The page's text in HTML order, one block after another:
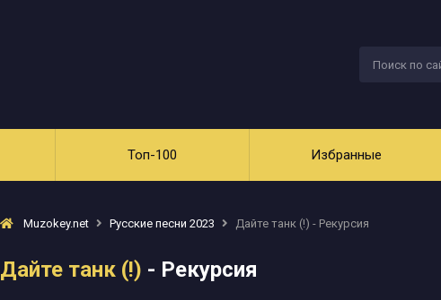
Топ-100 Избранные
Muzokey.net Русские песни 2023 Дайте танк (!) - Рекурсия
Дайте танк (!) - Рекурсия